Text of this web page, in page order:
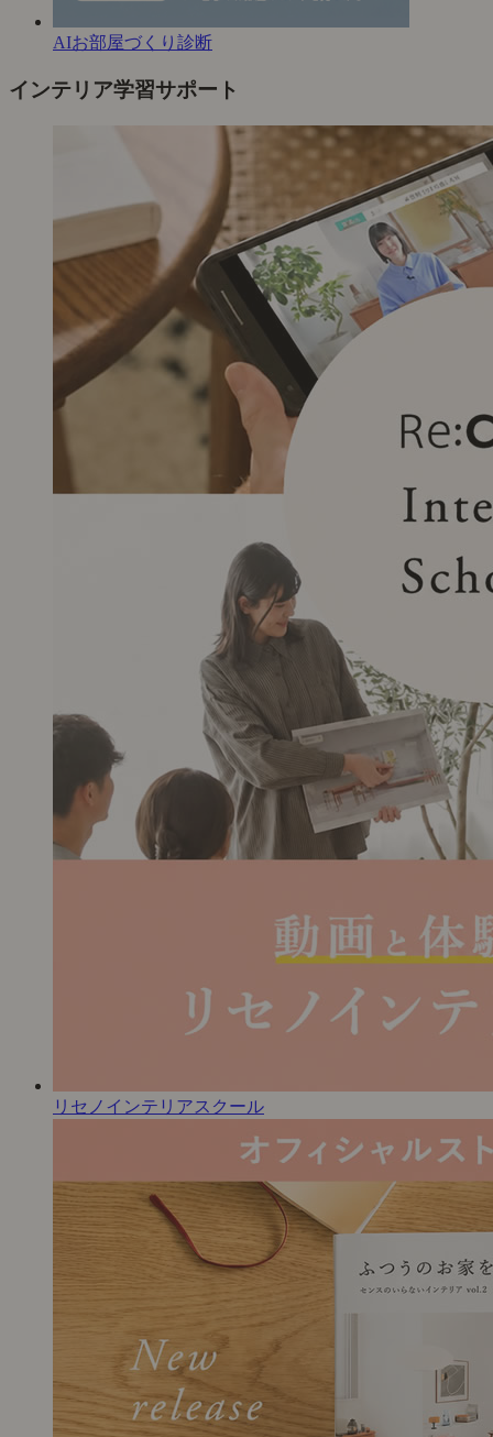
AIお部屋づくり診断
インテリア学習サポート
リセノインテリアスクール